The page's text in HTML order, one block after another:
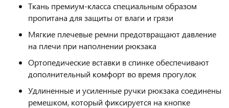
Ткань премиум-класса специальным образом
пропитана для защиты от влаги и грязи
Мягкие плечевые ремни предотвращают давление
на плечи при наполнении рюкзака
Ортопедические вставки в спинке обеспечивают
дополнительный комфорт во время прогулок
Удлиненные и усиленные ручки рюкзака соединены
ремешком, который фиксируется на кнопке